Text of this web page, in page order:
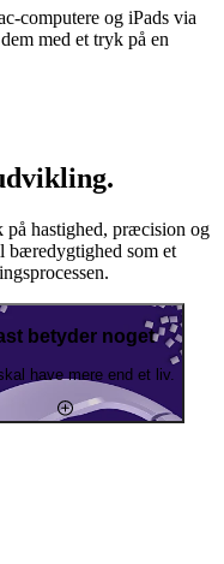
computere og iPads via
med et tryk på en
hastighed, præcision og
bæredygtighed som et
betyder noget
have mere end et liv.